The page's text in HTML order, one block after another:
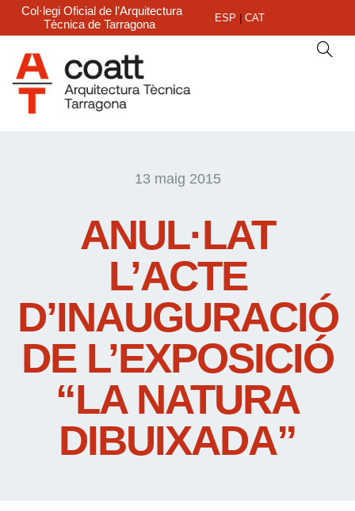
Col·legi Oficial de l’Arquitectura
Tècnica de Tarragona
ESP CAT
13 maig 2015
ANUL·LAT
L’ACTE
D’INAUGURACIÓ
DE L’EXPOSICIÓ
“LA NATURA
DIBUIXADA”